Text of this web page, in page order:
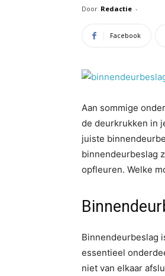
Door Redactie -
Facebook
Aan sommige
de deurkrukken in
juiste
binnendeurbeslag
opfleuren. Welke
Binnendeurbeslag
essentieel
niet van elkaar